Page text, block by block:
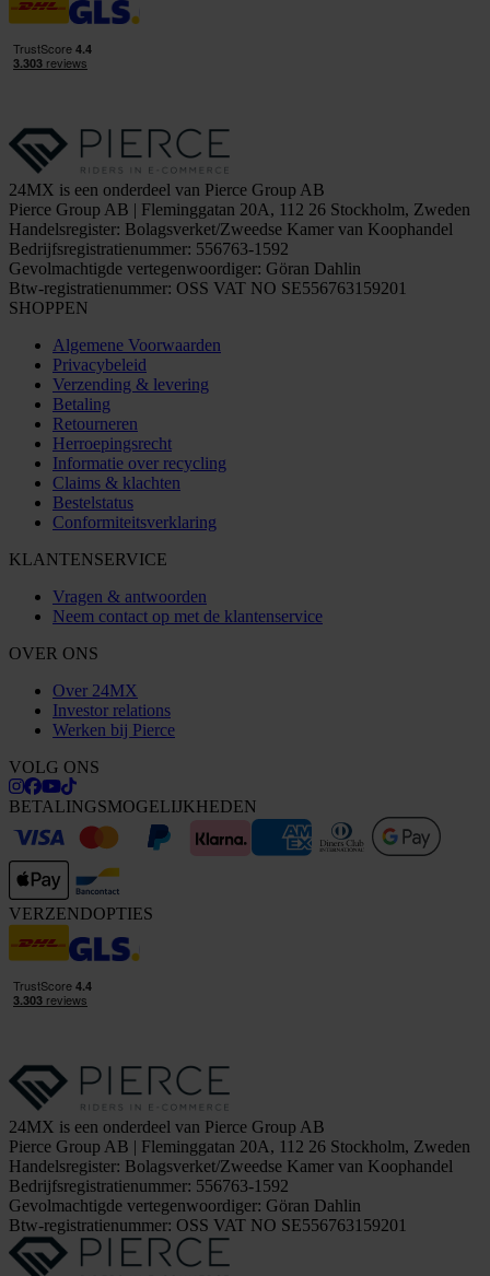
24MX is een onderdeel van Pierce Group AB
Pierce Group AB | Fleminggatan 20A, 112 26 Stockholm, Zweden
Handelsregister: Bolagsverket/Zweedse Kamer van Koophandel
Bedrijfsregistratienummer: 556763-1592
Gevolmachtigde vertegenwoordiger: Göran Dahlin
Btw-registratienummer: OSS VAT NO SE556763159201
SHOPPEN
Algemene Voorwaarden
Privacybeleid
Verzending & levering
Betaling
Retourneren
Herroepingsrecht
Informatie over recycling
Claims & klachten
Bestelstatus
Conformiteitsverklaring
KLANTENSERVICE
Vragen & antwoorden
Neem contact op met de klantenservice
OVER ONS
Over 24MX
Investor relations
Werken bij Pierce
VOLG ONS
BETALINGSMOGELIJKHEDEN
VERZENDOPTIES
24MX is een onderdeel van Pierce Group AB
Pierce Group AB | Fleminggatan 20A, 112 26 Stockholm, Zweden
Handelsregister: Bolagsverket/Zweedse Kamer van Koophandel
Bedrijfsregistratienummer: 556763-1592
Gevolmachtigde vertegenwoordiger: Göran Dahlin
Btw-registratienummer: OSS VAT NO SE556763159201